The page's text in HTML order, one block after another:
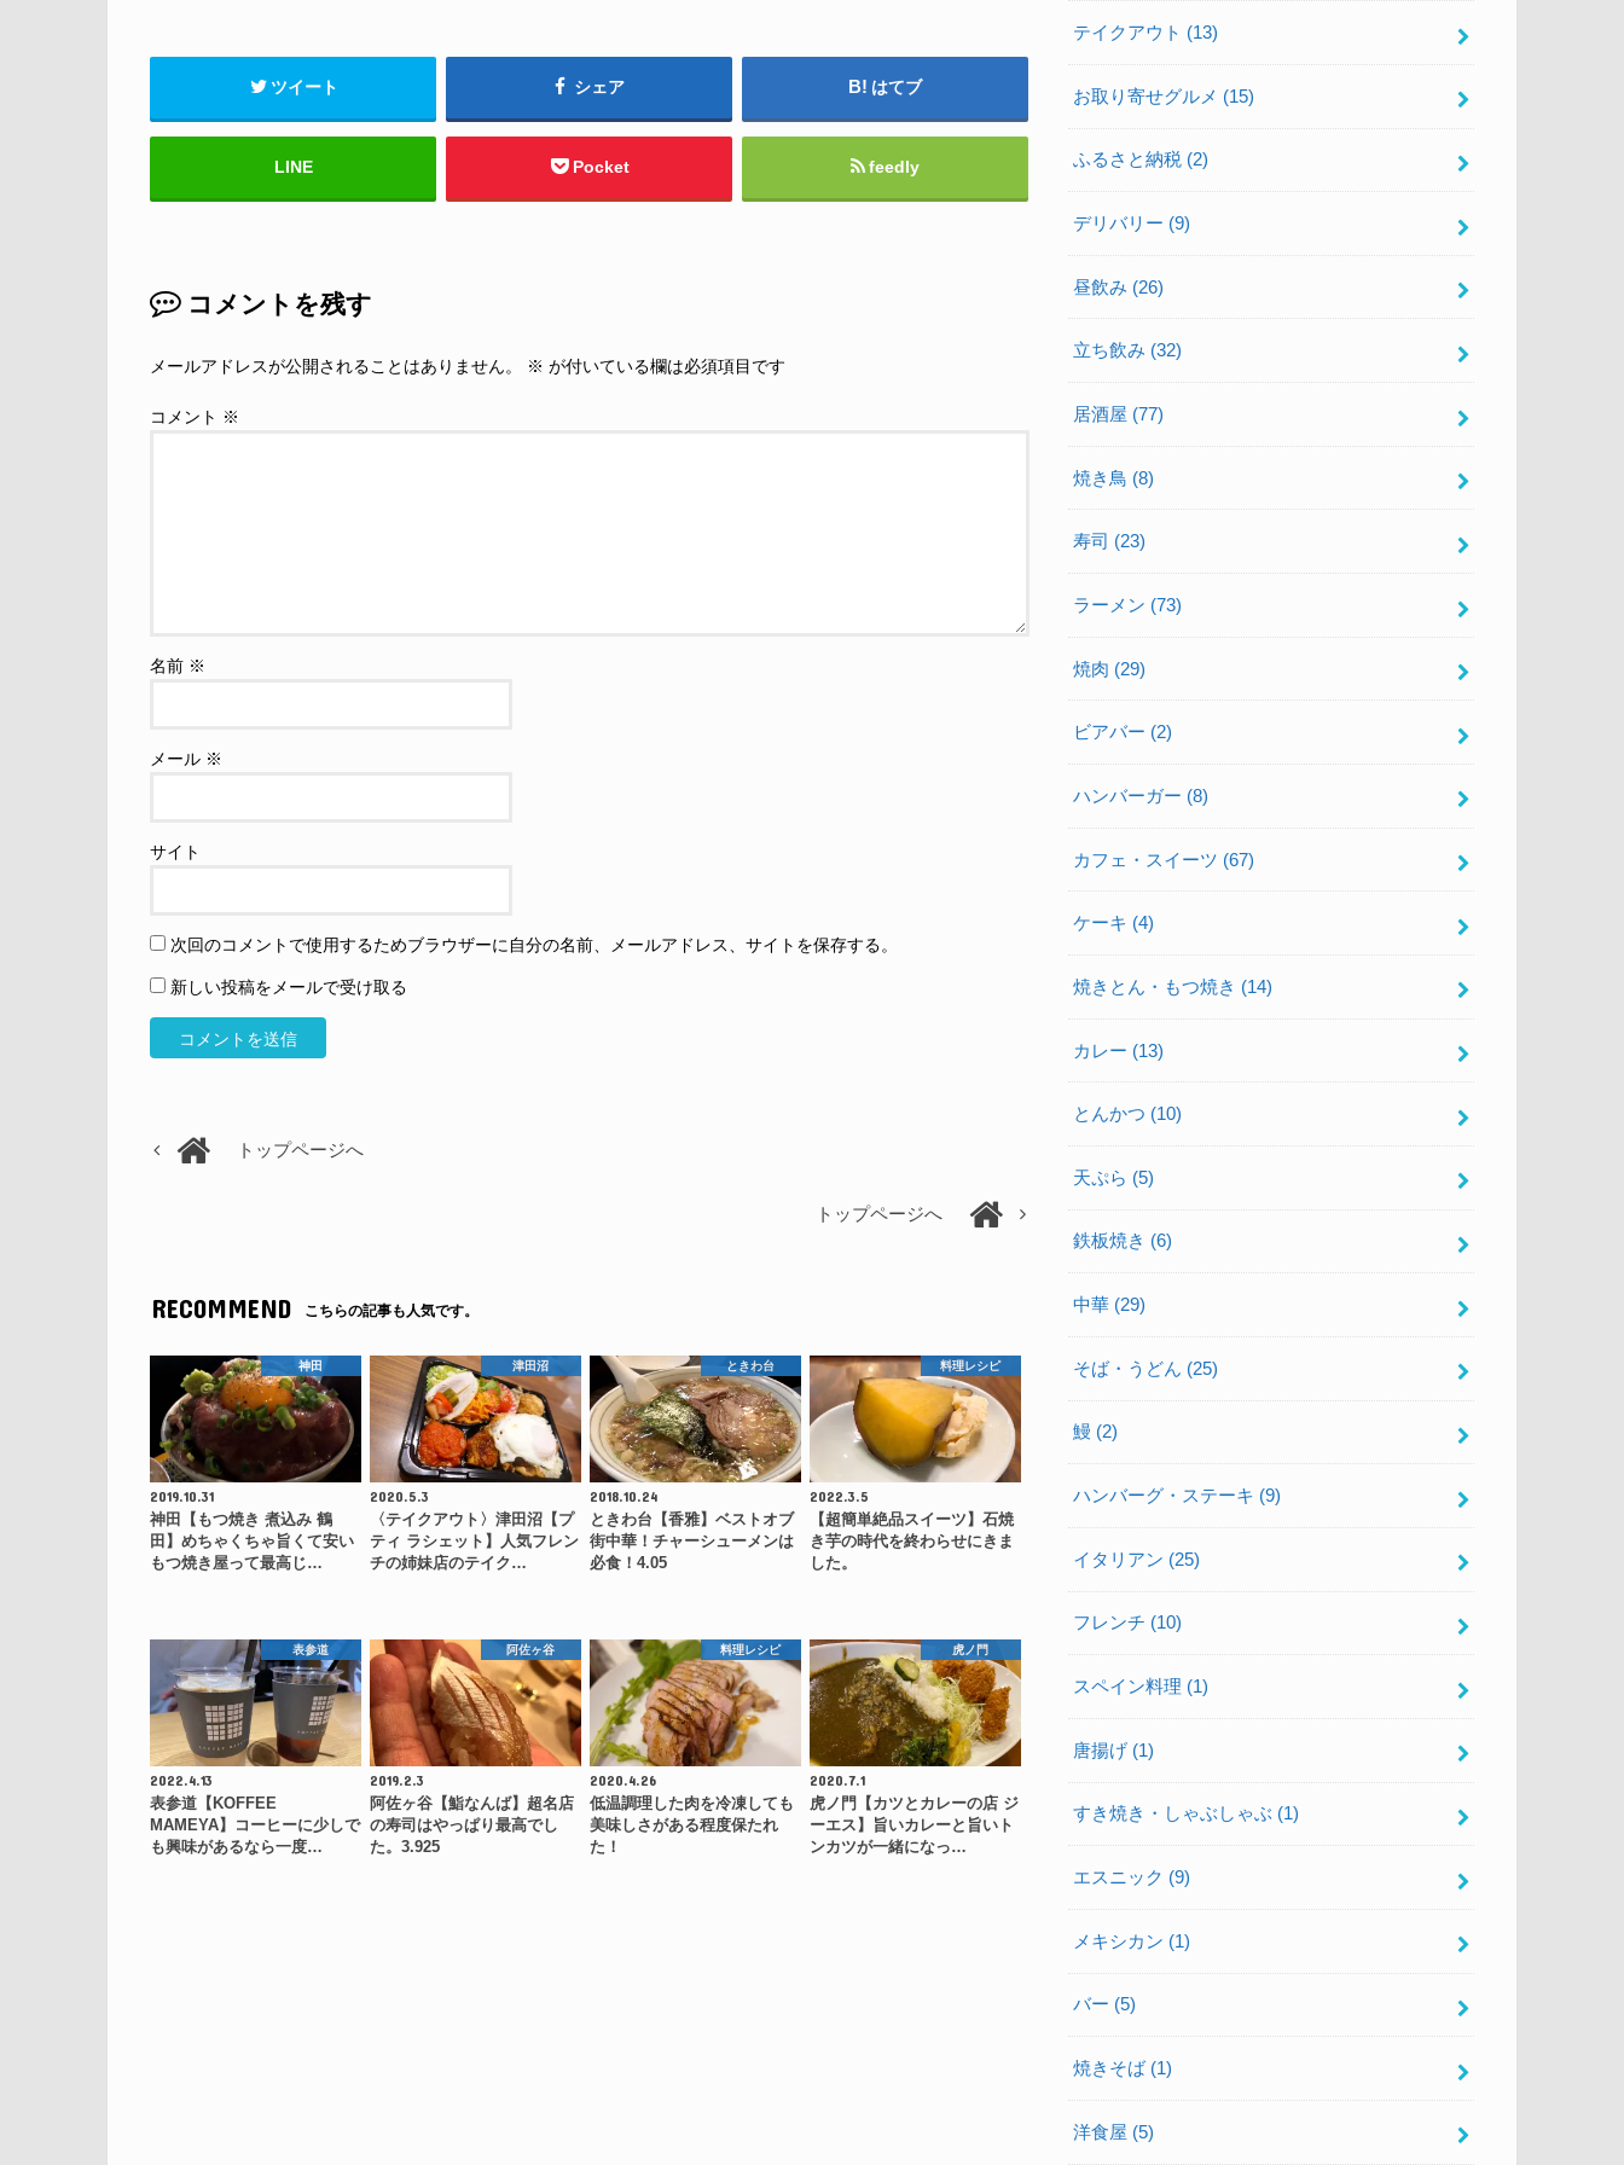
ツイート シェア はてブ
LINE Pocket feedly
コメントを残す
メールアドレスが公開されることはありません。 ※ が付いている欄は必須項目です
コメント ※
名前 ※
メール ※
サイト
次回のコメントで使用するためブラウザーに自分の名前、メールアドレス、サイトを保存する。
新しい投稿をメールで受け取る
トップページへ
トップページへ
RECOMMEND こちらの記事も人気です。
神田
2019.10.31
神田【もつ焼き 煮込み 鶴
田】めちゃくちゃ旨くて安い
もつ焼き屋って最高じ…
津田沼
2020.5.3
〈テイクアウト〉津田沼【プ
ティ ラシェット】人気フレン
チの姉妹店のテイク…
ときわ台
2018.10.24
ときわ台【香雅】ベストオブ
街中華！チャーシューメンは
必食！4.05
料理レシピ
2022.3.5
【超簡単絶品スイーツ】石焼
き芋の時代を終わらせにきま
した。
表参道
2022.4.13
表参道【KOFFEE
MAMEYA】コーヒーに少しで
も興味があるなら一度…
阿佐ヶ谷
2019.2.3
阿佐ヶ谷【鮨なんば】超名店
の寿司はやっぱり最高でし
た。3.925
料理レシピ
2020.4.26
低温調理した肉を冷凍しても
美味しさがある程度保たれ
た！
虎ノ門
2020.7.1
虎ノ門【カツとカレーの店 ジ
ーエス】旨いカレーと旨いト
ンカツが一緒になっ…
テイクアウト (13)
お取り寄せグルメ (15)
ふるさと納税 (2)
デリバリー (9)
昼飲み (26)
立ち飲み (32)
居酒屋 (77)
焼き鳥 (8)
寿司 (23)
ラーメン (73)
焼肉 (29)
ビアバー (2)
ハンバーガー (8)
カフェ・スイーツ (67)
ケーキ (4)
焼きとん・もつ焼き (14)
カレー (13)
とんかつ (10)
天ぷら (5)
鉄板焼き (6)
中華 (29)
そば・うどん (25)
鰻 (2)
ハンバーグ・ステーキ (9)
イタリアン (25)
フレンチ (10)
スペイン料理 (1)
唐揚げ (1)
すき焼き・しゃぶしゃぶ (1)
エスニック (9)
メキシカン (1)
バー (5)
焼きそば (1)
洋食屋 (5)